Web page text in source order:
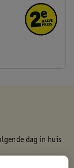
dag in huis